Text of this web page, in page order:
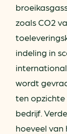
zoals CO2
indeling in
wordt
ten opzichte
bedrijf.
hoeveel van